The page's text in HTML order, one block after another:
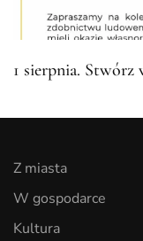
1 sierpnia. Stwórz
Z miasta
W gospodarce
Kultura